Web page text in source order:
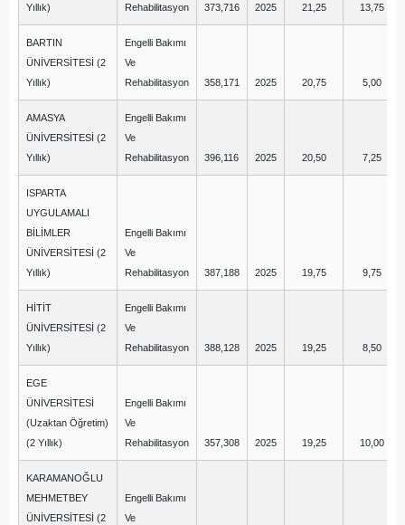
Yıllık)
Rehabilitasyon
373,716 2025 21,25 13,75
BARTIN
ÜNİVERSİTESİ (2
Yıllık)
Engelli Bakımı
Ve
Rehabilitasyon
358,171 2025 20,75 5,00
AMASYA
ÜNİVERSİTESİ (2
Yıllık)
Engelli Bakımı
Ve
Rehabilitasyon
396,116 2025 20,50 7,25
ISPARTA
UYGULAMALI
BİLİMLER
ÜNİVERSİTESİ (2
Yıllık)
Engelli Bakımı
Ve
Rehabilitasyon
387,188 2025 19,75 9,75
HİTİT
ÜNİVERSİTESİ (2
Yıllık)
Engelli Bakımı
Ve
Rehabilitasyon
388,128 2025 19,25 8,50
EGE
ÜNİVERSİTESİ
(Uzaktan Öğretim)
(2 Yıllık)
Engelli Bakımı
Ve
Rehabilitasyon
357,308 2025 19,25 10,00
KARAMANOĞLU
MEHMETBEY
ÜNİVERSİTESİ (2
Engelli Bakımı
Ve